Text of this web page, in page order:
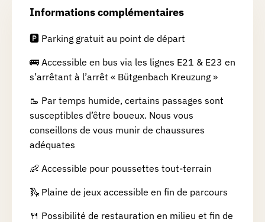
Informations complémentaires
🅿️ Parking gratuit au point de départ
🚌 Accessible en bus via les lignes E21 & E23 en
s’arrêtant à l’arrêt « Bütgenbach Kreuzung »
🥾 Par temps humide, certains passages sont
susceptibles d’être boueux. Nous vous
conseillons de vous munir de chaussures
adéquates
👶 Accessible pour poussettes tout-terrain
🛝 Plaine de jeux accessible en fin de parcours
🍴 Possibilité de restauration en milieu et fin de